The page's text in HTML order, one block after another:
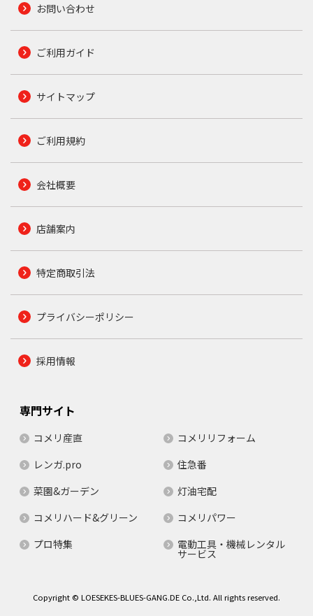
お問い合わせ
ご利用ガイド
サイトマップ
ご利用規約
会社概要
店舗案内
特定商取引法
プライバシーポリシー
採用情報
専門サイト
コメリ産直
コメリリフォーム
レンガ.pro
住急番
菜園&ガーデン
灯油宅配
コメリハード&グリーン
コメリパワー
プロ特集
電動工具・機械レンタル
サービス
Copyright © LOESEKES-BLUES-GANG.DE Co.,Ltd. All rights reserved.